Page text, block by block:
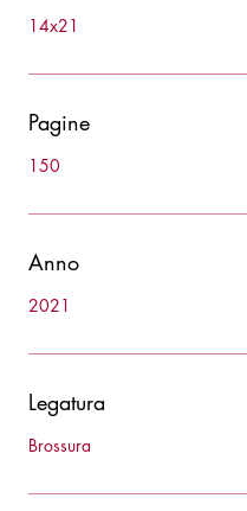
14x21
Pagine
150
Anno
2021
Legatura
Brossura